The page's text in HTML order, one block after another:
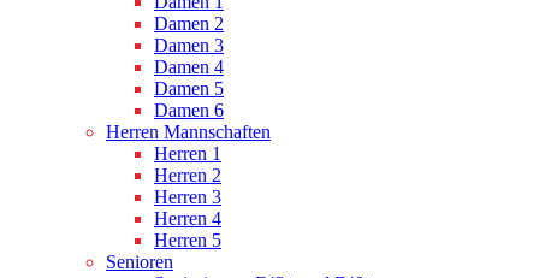
Damen 2
Damen 3
Damen 4
Damen 5
Damen 6
Herren Mannschaften
Herren 1
Herren 2
Herren 3
Herren 4
Herren 5
Senioren